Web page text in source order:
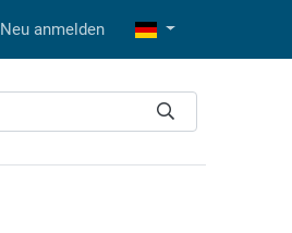
Neu anmelden